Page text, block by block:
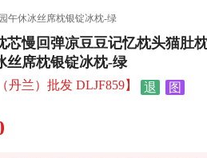
午休冰丝席枕银锭冰枕-绿
芯慢回弹凉豆豆记忆枕头猫肚
丝席枕银锭冰枕-绿
丹兰）批发 DLJF859】 退 图